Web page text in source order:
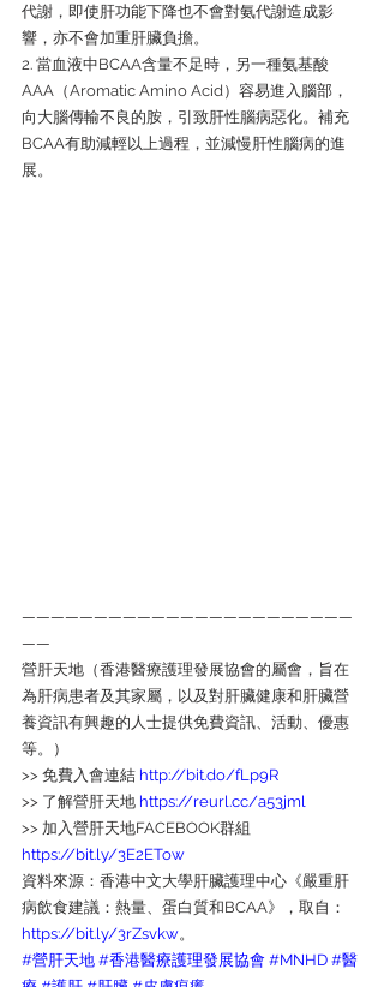
代謝，即使肝功能下降也不會對氨代謝造成影
響，亦不會加重肝臟負擔。
2. 當血液中BCAA含量不足時，另一種氨基酸
AAA（Aromatic Amino Acid）容易進入腦部，
向大腦傳輸不良的胺，引致肝性腦病惡化。補充
BCAA有助減輕以上過程，並減慢肝性腦病的進
展。
———————————————————————
——
營肝天地（香港醫療護理發展協會的屬會，旨在
為肝病患者及其家屬，以及對肝臟健康和肝臟營
養資訊有興趣的人士提供免費資訊、活動、優惠
等。）
>> 免費入會連結 http://bit.do/fLp9R
>> 了解營肝天地 https://reurl.cc/a53jml
>> 加入營肝天地FACEBOOK群組
https://bit.ly/3E2ETow
資料來源：香港中文大學肝臟護理中心《嚴重肝
病飲食建議：熱量、蛋白質和BCAA》，取自：
https://bit.ly/3rZsvkw。
#營肝天地 #香港醫療護理發展協會 #MNHD #醫